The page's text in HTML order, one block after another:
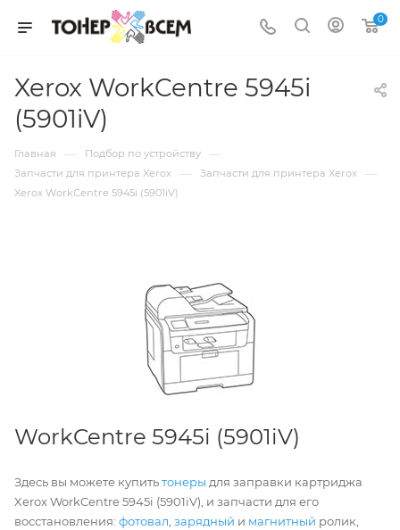
0
Xerox WorkCentre 5945i
(5901iV)
Главная — Подбор по устройству —
Запчасти для принтера Xerox — Запчасти для принтера Xerox —
Xerox WorkCentre 5945i (5901iV)
WorkCentre 5945i (5901iV)
Здесь вы можете купитьтонеры для заправки картриджа
Xerox WorkCentre 5945i (5901iV), и запчасти для его
восстановления: фотовал зарядный и магнитный ролик,